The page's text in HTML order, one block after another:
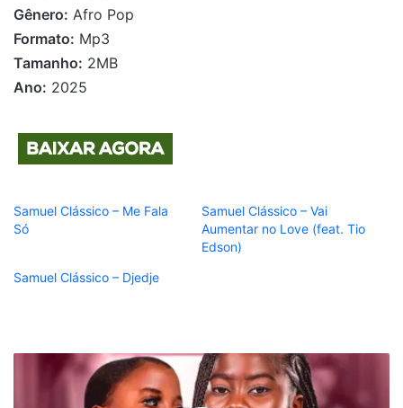
Gênero: Afro Pop
Formato: Mp3
Tamanho: 2MB
Ano: 2025
Samuel Clássico – Me Fala
Só
Samuel Clássico – Vai
Aumentar no Love (feat. Tio
Edson)
Samuel Clássico – Djedje
Timóteo